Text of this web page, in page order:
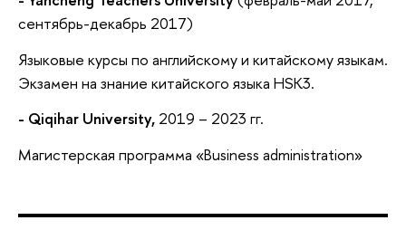
сентябрь-декабрь 2017)
Языковые курсы по английскому и китайскому языкам.
Экзамен на знание китайского языка HSK3.
- Qiqihar University, 2019 – 2023 гг.
Магистерская программа «Business administration»